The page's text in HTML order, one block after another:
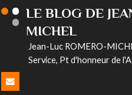
LE BLOG DE
MICHEL
Jean-Luc ROMERO-
Service, Pt d'honneur de